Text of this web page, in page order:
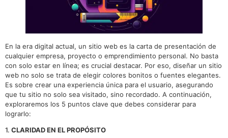
En la era digital actual, un sitio web es la carta de presentación de
cualquier empresa, proyecto o emprendimiento personal. No basta
con solo estar en línea; es crucial destacar. Por eso, diseñar un sitio
web no solo se trata de elegir colores bonitos o fuentes elegantes.
Es sobre crear una experiencia única para el usuario, asegurando
que tu sitio no solo sea visitado, sino recordado. A continuación,
exploraremos los 5 puntos clave que debes considerar para
lograrlo:
1. CLARIDAD EN EL PROPÓSITO